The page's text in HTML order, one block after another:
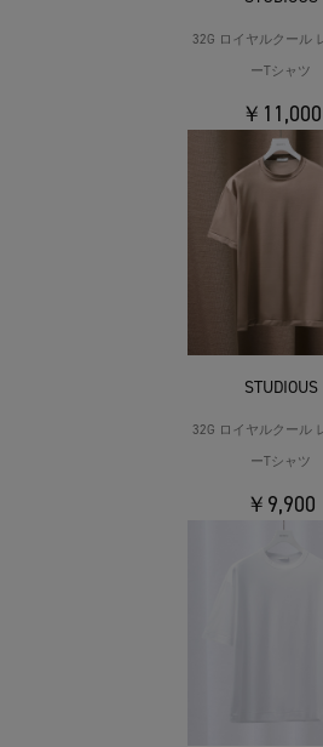
32G ロイヤルクール
ーTシャツ
￥11,000
STUDIOUS
32G ロイヤルクール
ーTシャツ
￥9,900